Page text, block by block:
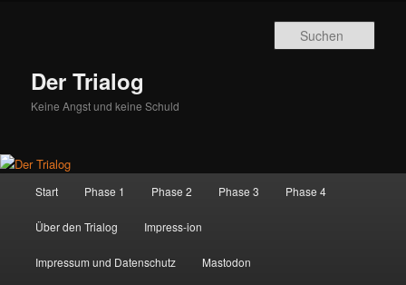
Der Trialog
Keine Angst und keine Schuld
Start Phase 1 Phase 2 Phase 3 Phase 4
Über den Trialog Impress-ion
Impressum und Datenschutz Mastodon